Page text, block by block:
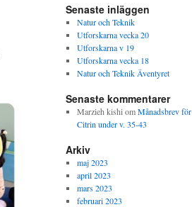
Senaste inläggen
Natur och Teknik
Utforskarna vecka 20
Utforskarna v 19
Utforskarna vecka 18
Natur och Teknik Äventyret
Senaste kommentarer
Marzieh kishi omMånadsbrev för
Citrin under v. 35-43
Arkiv
maj 2023
april 2023
mars 2023
februari 2023